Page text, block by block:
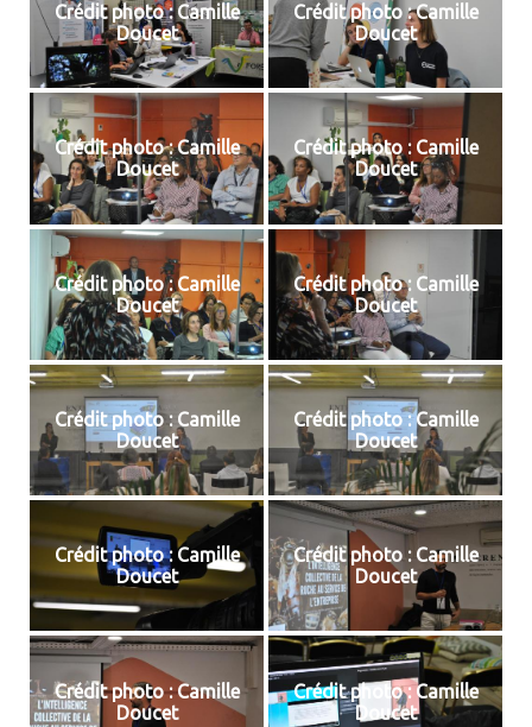
Crédit photo : Camille
Doucet
Crédit photo : Camille
Doucet
Crédit photo : Camille
Doucet
Crédit photo : Camille
Doucet
Crédit photo : Camille
Doucet
Crédit photo : Camille
Doucet
Crédit photo : Camille
Doucet
Crédit photo : Camille
Doucet
Crédit photo : Camille
Doucet
Crédit photo : Camille
Doucet
Crédit photo : Camille
Doucet
Crédit photo : Camille
Doucet